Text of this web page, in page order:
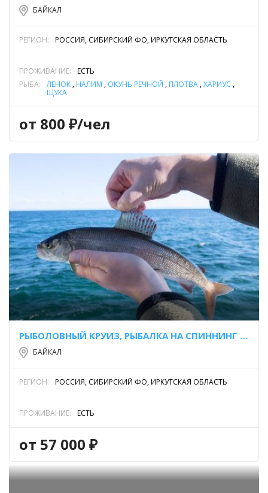
БАЙКАЛ
РЕГИОН: РОССИЯ, СИБИРСКИЙ ФО, ИРКУТСКАЯ ОБЛАСТЬ
ПРОЖИВАНИЕ:
ЕСТЬ
РЫБА:
ЛЕНОК , НАЛИМ , ОКУНЬ РЕЧНОЙ , ПЛОТВА ,ХАРИУС ,
ЩУКА
от 800 ₽/чел
РЫБОЛОВНЫЙ КРУИЗ, РЫБАЛКА НА СПИННИНГ В ЧИВЫРКУЙСКОМ ЗАЛИВЕ
БАЙКАЛ
РЕГИОН: РОССИЯ, СИБИРСКИЙ ФО, ИРКУТСКАЯ ОБЛАСТЬ
ПРОЖИВАНИЕ: ЕСТЬ
от 57 000 ₽